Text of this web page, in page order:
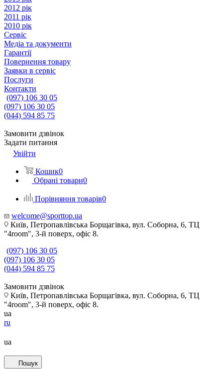
2012 рік
2011 рік
2010 рік
Сервіс
Медіа та документи
Гарантії
Повернення товару
Заявки в сервіс
Послуги
Контакти
(097) 106 30 05
(097) 106 30 05
(044) 594 85 75
Замовити дзвінок
Задати питання
Увійти
Кошик0
Обрані товари0
Порівняння товарів0
welcome@sporttop.ua
Київ, Петропавлівська Борщагівка, вул. Соборна, 6, ТЦ
"4room", 3-й поверх, офіс 8.
(097) 106 30 05
(097) 106 30 05
(044) 594 85 75
Замовити дзвінок
Київ, Петропавлівська Борщагівка, вул. Соборна, 6, ТЦ
"4room", 3-й поверх, офіс 8.
ua
ru
ua
Пошук